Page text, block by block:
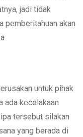
jadi tidak
pemberitahuan akan
untuk pihak
ada kecelakaan
tersebut silakan
yang berada di